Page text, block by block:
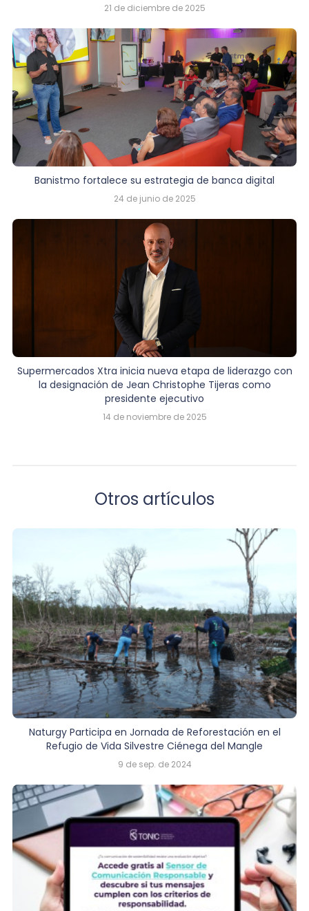
21 de diciembre de 2025
Banistmo fortalece su estrategia de banca digital
24 de junio de 2025
Supermercados Xtra inicia nueva etapa de liderazgo con
la designación de Jean Christophe Tijeras como
presidente ejecutivo
14 de noviembre de 2025
Otros artículos
Naturgy Participa en Jornada de Reforestación en el
Refugio de Vida Silvestre Ciénega del Mangle
9 de sep. de 2024